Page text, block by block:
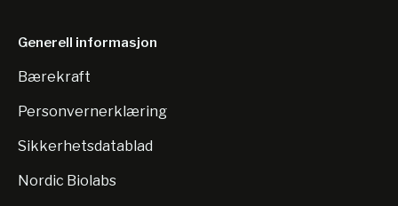
Generell informasjon
Bærekraft
Personvernerklæring
Sikkerhetsdatablad
Nordic Biolabs